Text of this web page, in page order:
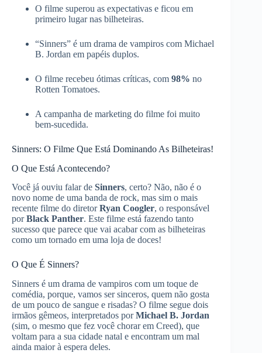
O filme superou as expectativas e ficou em
primeiro lugar nas bilheteiras.
“Sinners” é um drama de vampiros com Michael
B. Jordan em papéis duplos.
O filme recebeu ótimas críticas, com 98% no
Rotten Tomatoes.
A campanha de marketing do filme foi muito
bem-sucedida.
Sinners: O Filme Que Está Dominando As Bilheteiras!
O Que Está Acontecendo?
Você já ouviu falar de Sinners, certo? Não, não é o
novo nome de uma banda de rock, mas sim o mais
recente filme do diretorRyan Coogler, o responsável
porBlack Panther. Este filme está fazendo tanto
sucesso que parece que vai acabar com as bilheteiras
como um tornado em uma loja de doces!
O Que É Sinners?
Sinners é um drama de vampiros com um toque de
comédia, porque, vamos ser sinceros, quem não gosta
de um pouco de sangue e risadas? O filme segue dois
irmãos gêmeos, interpretados porMichael B. Jordan
(sim, o mesmo que fez você chorar em Creed), que
voltam para a sua cidade natal e encontram um mal
ainda maior à espera deles.